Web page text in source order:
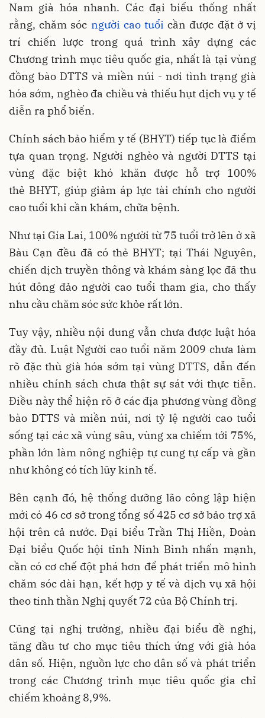
Nam già hóa nhanh. Các đại biểu thống nhất
rằng, chăm sóc người cao tuổi cần được đặt ở vị
trí chiến lược trong quá trình xây dựng các
Chương trình mục tiêu quốc gia, nhất là tại vùng
đồng bào DTTS và miền núi - nơi tình trạng già
hóa sớm, nghèo đa chiều và thiếu hụt dịch vụ y tế
diễn ra phổ biến.
Chính sách bảo hiểm y tế (BHYT) tiếp tục là điểm
tựa quan trọng. Người nghèo và người DTTS tại
vùng đặc biệt khó khăn được hỗ trợ 100%
thẻ BHYT, giúp giảm áp lực tài chính cho người
cao tuổi khi cần khám, chữa bệnh.
Như tại Gia Lai, 100% người từ 75 tuổi trở lên ở xã
Bàu Cạn đều đã có thẻ BHYT; tại Thái Nguyên,
chiến dịch truyền thông và khám sàng lọc đã thu
hút đông đảo người cao tuổi tham gia, cho thấy
nhu cầu chăm sóc sức khỏe rất lớn.
Tuy vậy, nhiều nội dung vẫn chưa được luật hóa
đầy đủ. Luật Người cao tuổi năm 2009 chưa làm
rõ đặc thù già hóa sớm tại vùng DTTS, dẫn đến
nhiều chính sách chưa thật sự sát với thực tiễn.
Điều này thể hiện rõ ở các địa phương vùng đồng
bào DTTS và miền núi, nơi tỷ lệ người cao tuổi
sống tại các xã vùng sâu, vùng xa chiếm tới 75%,
phần lớn làm nông nghiệp tự cung tự cấp và gần
như không có tích lũy kinh tế.
Bên cạnh đó, hệ thống dưỡng lão công lập hiện
mới có 46 cơ sở trong tổng số 425 cơ sở bảo trợ xã
hội trên cả nước. Đại biểu Trần Thị Hiền, Đoàn
Đại biểu Quốc hội tỉnh Ninh Bình nhấn mạnh,
cần có cơ chế đột phá hơn để phát triển mô hình
chăm sóc dài hạn, kết hợp y tế và dịch vụ xã hội
theo tinh thần Nghị quyết 72 của Bộ Chính trị.
Cũng tại nghị trường, nhiều đại biểu đề nghị,
tăng đầu tư cho mục tiêu thích ứng với già hóa
dân số. Hiện, nguồn lực cho dân số và phát triển
trong các Chương trình mục tiêu quốc gia chỉ
chiếm khoảng 8,9%.